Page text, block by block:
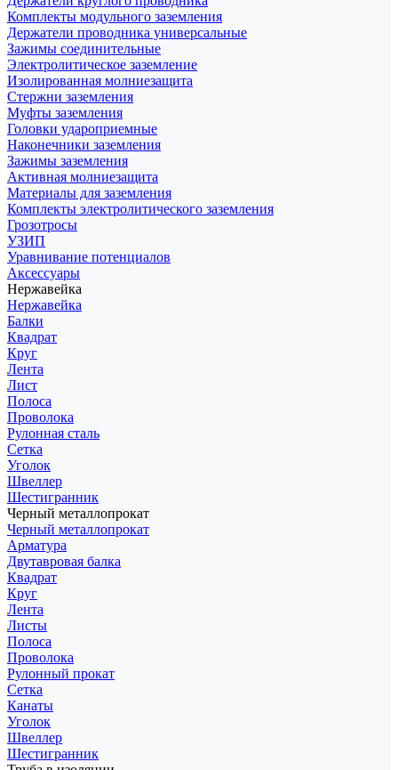
Комплекты модульного заземления
Держатели проводника универсальные
Зажимы соединительные
Электролитическое заземление
Изолированная молниезащита
Стержни заземления
Муфты заземления
Головки удароприемные
Наконечники заземления
Зажимы заземления
Активная молниезащита
Материалы для заземления
Комплекты электролитического заземления
Грозотросы
УЗИП
Уравнивание потенциалов
Аксессуары
Нержавейка
Нержавейка
Балки
Квадрат
Круг
Лента
Лист
Полоса
Проволока
Рулонная сталь
Сетка
Уголок
Швеллер
Шестигранник
Черный металлопрокат
Черный металлопрокат
Арматура
Двутавровая балка
Квадрат
Круг
Лента
Листы
Полоса
Проволока
Рулонный прокат
Сетка
Канаты
Уголок
Швеллер
Шестигранник